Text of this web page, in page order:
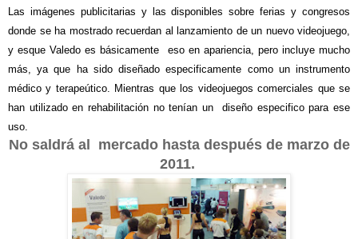
Las imágenes publicitarias y las disponibles sobre ferias y congresos
donde se ha mostrado recuerdan al lanzamiento de un nuevo videojuego,
y esque Valedo es básicamente eso en apariencia, pero incluye mucho
más, ya que ha sido diseñado especificamente como un instrumento
médico y terapeútico. Mientras que los videojuegos comerciales que se
han utilizado en rehabilitación no tenían un diseño especifico para ese
uso.
No saldrá al mercado hasta después de marzo de
2011.